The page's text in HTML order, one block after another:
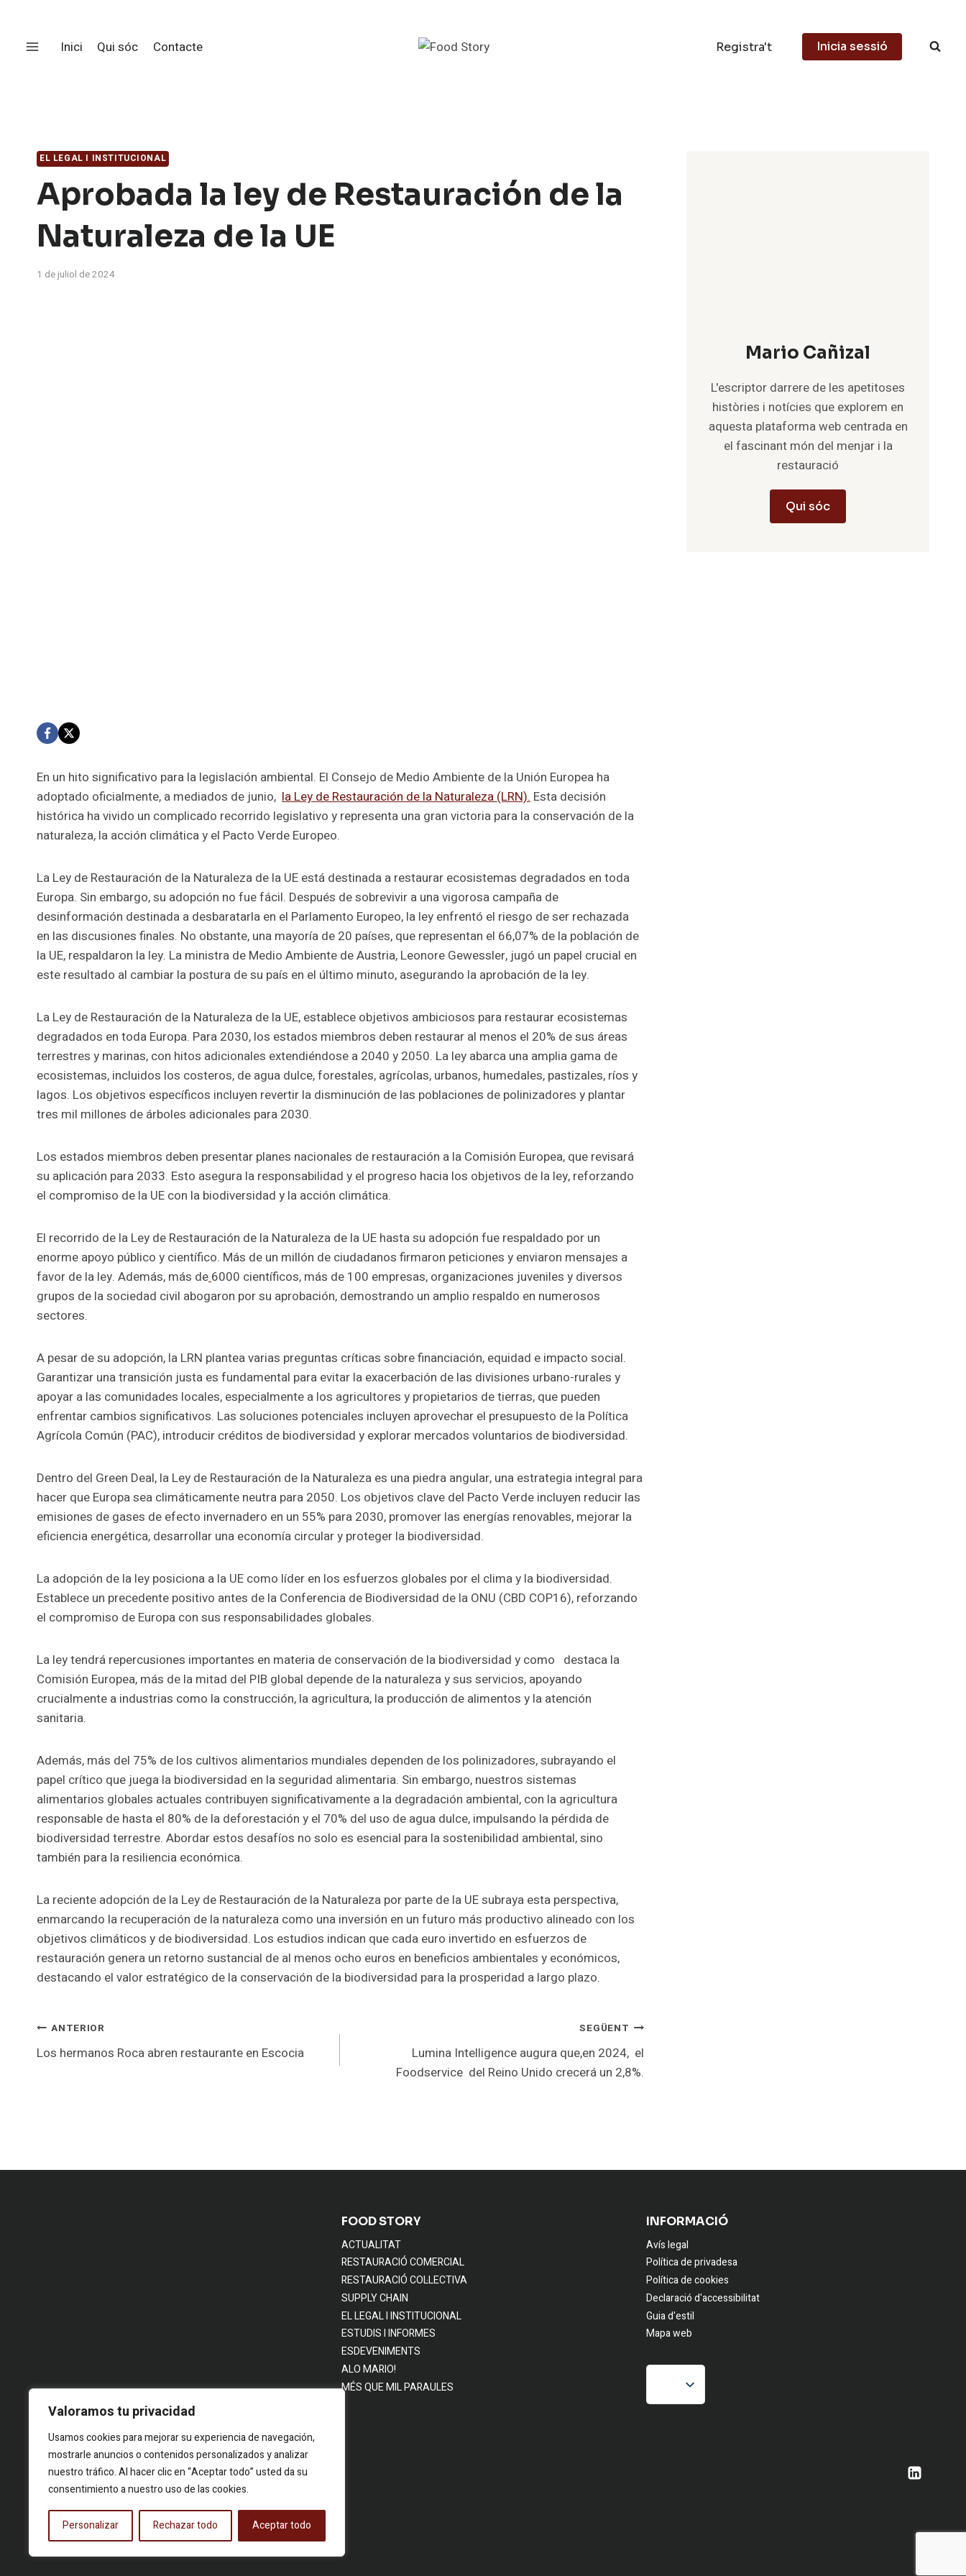
Valoramos tu privacidad
Usamos cookies para mejorar su experiencia de navegación,
mostrarle anuncios o contenidos personalizados y analizar
nuestro tráfico. Al hacer clic en “Aceptar todo” usted da su
consentimiento a nuestro uso de las cookies.
Personalizar Rechazar todo Aceptar todo
contingut
Inici Qui sóc Contacte Registra't Inicia sessió
EL LEGAL I INSTITUCIONAL
Aprobada la ley de Restauración de la
Naturaleza de la UE
1 de juliol de 2024
En un hito significativo para la legislación ambiental. El Consejo de Medio Ambiente de la Unión Europea ha
adoptado oficialmente, a mediados de junio, la Ley de Restauración de la Naturaleza (LRN). Esta decisión
histórica ha vivido un complicado recorrido legislativo y representa una gran victoria para la conservación de la
naturaleza, la acción climática y el Pacto Verde Europeo.
La Ley de Restauración de la Naturaleza de la UE está destinada a restaurar ecosistemas degradados en toda
Europa. Sin embargo, su adopción no fue fácil. Después de sobrevivir a una vigorosa campaña de
desinformación destinada a desbaratarla en el Parlamento Europeo, la ley enfrentó el riesgo de ser rechazada
en las discusiones finales. No obstante, una mayoría de 20 países, que representan el 66,07% de la población de
la UE, respaldaron la ley. La ministra de Medio Ambiente de Austria, Leonore Gewessler, jugó un papel crucial en
este resultado al cambiar la postura de su país en el último minuto, asegurando la aprobación de la ley.
La Ley de Restauración de la Naturaleza de la UE, establece objetivos ambiciosos para restaurar ecosistemas
degradados en toda Europa. Para 2030, los estados miembros deben restaurar al menos el 20% de sus áreas
terrestres y marinas, con hitos adicionales extendiéndose a 2040 y 2050. La ley abarca una amplia gama de
ecosistemas, incluidos los costeros, de agua dulce, forestales, agrícolas, urbanos, humedales, pastizales, ríos y
lagos. Los objetivos específicos incluyen revertir la disminución de las poblaciones de polinizadores y plantar
tres mil millones de árboles adicionales para 2030.
Los estados miembros deben presentar planes nacionales de restauración a la Comisión Europea, que revisará
su aplicación para 2033. Esto asegura la responsabilidad y el progreso hacia los objetivos de la ley, reforzando
el compromiso de la UE con la biodiversidad y la acción climática.
El recorrido de la Ley de Restauración de la Naturaleza de la UE hasta su adopción fue respaldado por un
enorme apoyo público y científico. Más de un millón de ciudadanos firmaron peticiones y enviaron mensajes a
favor de la ley. Además, más de 6000 científicos, más de 100 empresas, organizaciones juveniles y diversos
grupos de la sociedad civil abogaron por su aprobación, demostrando un amplio respaldo en numerosos
sectores.
A pesar de su adopción, la LRN plantea varias preguntas críticas sobre financiación, equidad e impacto social.
Garantizar una transición justa es fundamental para evitar la exacerbación de las divisiones urbano-rurales y
apoyar a las comunidades locales, especialmente a los agricultores y propietarios de tierras, que pueden
enfrentar cambios significativos. Las soluciones potenciales incluyen aprovechar el presupuesto de la Política
Agrícola Común (PAC), introducir créditos de biodiversidad y explorar mercados voluntarios de biodiversidad.
Dentro del Green Deal, la Ley de Restauración de la Naturaleza es una piedra angular, una estrategia integral para
hacer que Europa sea climáticamente neutra para 2050. Los objetivos clave del Pacto Verde incluyen reducir las
emisiones de gases de efecto invernadero en un 55% para 2030, promover las energías renovables, mejorar la
eficiencia energética, desarrollar una economía circular y proteger la biodiversidad.
La adopción de la ley posiciona a la UE como líder en los esfuerzos globales por el clima y la biodiversidad.
Establece un precedente positivo antes de la Conferencia de Biodiversidad de la ONU (CBD COP16), reforzando
el compromiso de Europa con sus responsabilidades globales.
La ley tendrá repercusiones importantes en materia de conservación de la biodiversidad y como destaca la
Comisión Europea, más de la mitad del PIB global depende de la naturaleza y sus servicios, apoyando
crucialmente a industrias como la construcción, la agricultura, la producción de alimentos y la atención
sanitaria.
Además, más del 75% de los cultivos alimentarios mundiales dependen de los polinizadores, subrayando el
papel crítico que juega la biodiversidad en la seguridad alimentaria. Sin embargo, nuestros sistemas
alimentarios globales actuales contribuyen significativamente a la degradación ambiental, con la agricultura
responsable de hasta el 80% de la deforestación y el 70% del uso de agua dulce, impulsando la pérdida de
biodiversidad terrestre. Abordar estos desafíos no solo es esencial para la sostenibilidad ambiental, sino
también para la resiliencia económica.
La reciente adopción de la Ley de Restauración de la Naturaleza por parte de la UE subraya esta perspectiva,
enmarcando la recuperación de la naturaleza como una inversión en un futuro más productivo alineado con los
objetivos climáticos y de biodiversidad. Los estudios indican que cada euro invertido en esfuerzos de
restauración genera un retorno sustancial de al menos ocho euros en beneficios ambientales y económicos,
destacando el valor estratégico de la conservación de la biodiversidad para la prosperidad a largo plazo.
Navegació
ANTERIOR
Los hermanos Roca abren restaurante en Escocia
SEGÜENT
Lumina Intelligence augura que,en 2024, el
Foodservice del Reino Unido crecerá un 2,8%.
Mario Cañizal
L'escriptor darrere de les apetitoses
històries i notícies que explorem en
aquesta plataforma web centrada en
el fascinant món del menjar i la
restauració
Qui sóc
FOOD STORY
ACTUALITAT
RESTAURACIÓ COMERCIAL
RESTAURACIÓ COL·LECTIVA
SUPPLY CHAIN
EL LEGAL I INSTITUCIONAL
ESTUDIS I INFORMES
ESDEVENIMENTS
ALO MARIO!
MÉS QUE MIL PARAULES
INFORMACIÓ
Avís legal
Política de privadesa
Política de cookies
Declaració d'accessibilitat
Guia d'estil
Mapa web
© 2026 Food Story, Tots els drets reservats.Projecte editorial
independent. Les firmes corresponen a identitats creatives sota
pseudònim. Continguts elaborats a partir de fets reals i fonts
públiques.